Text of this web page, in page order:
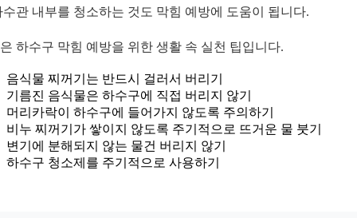
수관 내부를 청소하는 것도 막힘 예방에 도움이 됩니다.
하수구 막힘 예방을 위한 생활 속 실천 팁입니다.
음식물 찌꺼기는 반드시 걸러서 버리기
기름진 음식물은 하수구에 직접 버리지 않기
머리카락이 하수구에 들어가지 않도록 주의하기
비누 찌꺼기가 쌓이지 않도록 주기적으로 뜨거운 물 붓기
변기에 분해되지 않는 물건 버리지 않기
하수구 청소제를 주기적으로 사용하기